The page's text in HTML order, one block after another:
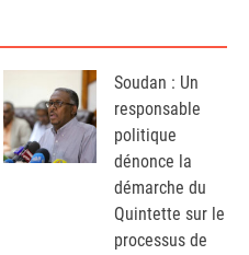
Soudan : Un
responsable
politique
dénonce la
démarche du
Quintette sur le
processus de